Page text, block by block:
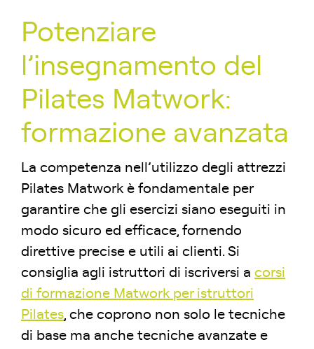
Potenziare
l’insegnamento del
Pilates Matwork:
formazione avanzata
La competenza nell’utilizzo degli attrezzi
Pilates Matwork è fondamentale per
garantire che gli esercizi siano eseguiti in
modo sicuro ed efficace, fornendo
direttive precise e utili ai clienti. Si
consiglia agli istruttori di iscriversi a corsi
di formazione Matwork per istruttori
Pilates, che coprono non solo le tecniche
di base ma anche tecniche avanzate e